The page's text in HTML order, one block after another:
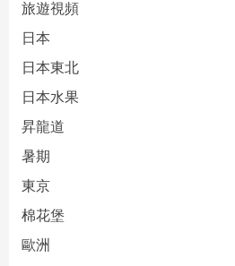
旅遊視頻
日本
日本東北
日本水果
昇龍道
暑期
東京
棉花堡
歐洲